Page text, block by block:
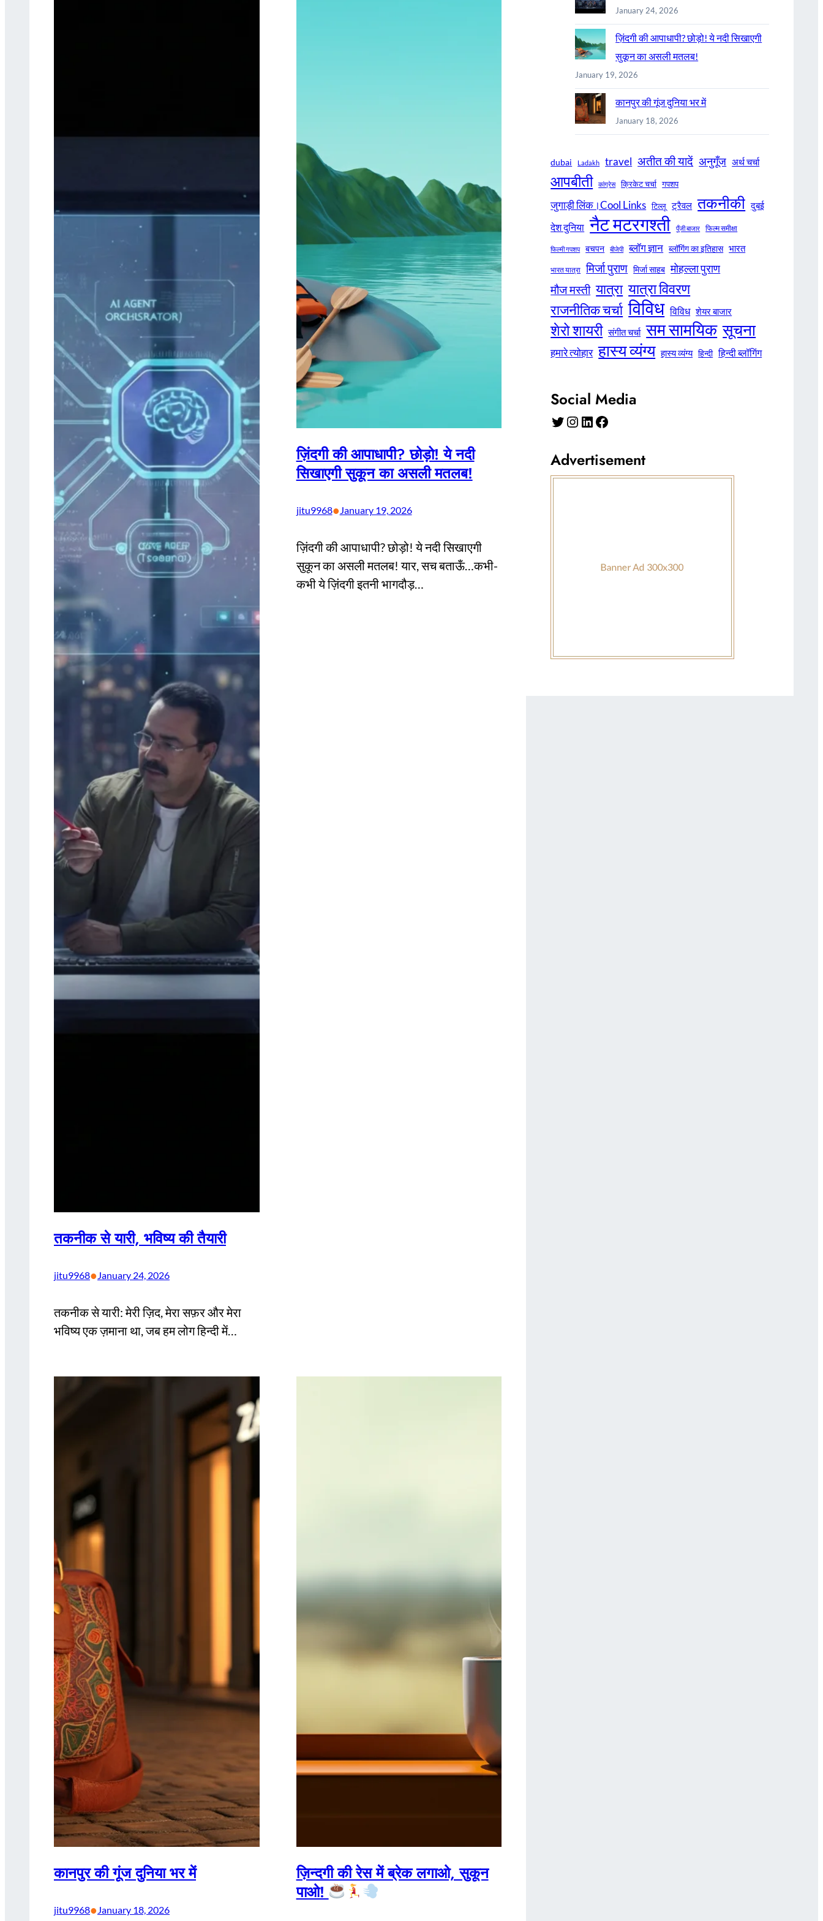
तकनीक से यारी, भविष्य की तैयारी
jitu9968•January 24, 2026
तकनीक से यारी: मेरी ज़िद, मेरा सफ़र और मेरा
भविष्य एक ज़माना था, जब हम लोग हिन्दी में…
ज़िंदगी की आपाधापी? छोड़ो! ये नदी
सिखाएगी सुकून का असली मतलब!
jitu9968•January 19, 2026
ज़िंदगी की आपाधापी? छोड़ो! ये नदी सिखाएगी
सुकून का असली मतलब! यार, सच बताऊँ…कभी-
कभी ये ज़िंदगी इतनी भागदौड़…
कानपुर की गूंज दुनिया भर में
jitu9968•January 18, 2026
ज़िन्दगी की रेस में ब्रेक लगाओ, सुकून
पाओ!
January 24, 2026
ज़िंदगी की आपाधापी? छोड़ो! ये नदी सिखाएगी
सुकून का असली मतलब!
January 19, 2026
कानपुर की गूंज दुनिया भर में
January 18, 2026
dubai Ladakh travel अतीत की यादें अनुगूँज अर्थ चर्चा
आपबीती कांग्रेस क्रिकेट चर्चा गपशप
जुगाड़ी लिंक।Cool Links टिल्लू ट्रैवल तकनीकी दुबई
देश दुनिया नैट मटरगश्ती पूँजी बाजार फिल्म समीक्षा
फिल्मी गपशप बचपन बीजेपी ब्लॉग ज्ञान ब्लॉगिंग का इतिहास भारत
भारत यात्रा मिर्जा पुराण मिर्जा साहब मोहल्ला पुराण
मौज मस्ती यात्रा यात्रा विवरण
राजनीतिक चर्चा विविध विविध शेयर बाजार
शेरो शायरी संगीत चर्चा सम सामयिक सूचना
हमारे त्योहार हास्य व्यंग्य हास्य व्यंग्य हिन्दी हिन्दी ब्लॉगिंग
Social Media
Twitter Instagram LinkedIn Facebook
Advertisement